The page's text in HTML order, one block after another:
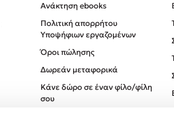
Ανάκτηση ebooks
Πολιτική απορρήτου
Υποψήφιων εργαζομένων
Όροι πώλησης
Δωρεάν μεταφορικά
Κάνε δώρο σε έναν φίλο/φίλη
σου